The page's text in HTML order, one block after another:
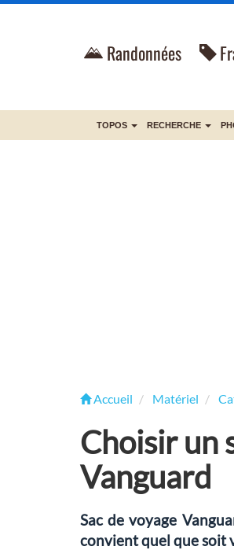
Randonnées
TOPOS RECHERCHE
Accueil Matériel
Choisir un
Vanguard
Sac de voyage
convient quel que soit